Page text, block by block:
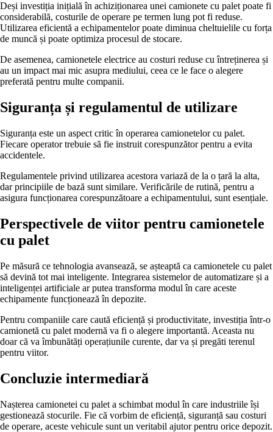
Deși investiția inițială în achiziționarea unei camionete cu palet poate fi
considerabilă, costurile de operare pe termen lung pot fi reduse.
Utilizarea eficientă a echipamentelor poate diminua cheltuielile cu forța
de muncă și poate optimiza procesul de stocare.
De asemenea, camionetele electrice au costuri reduse cu întreținerea și
au un impact mai mic asupra mediului, ceea ce le face o alegere
preferată pentru multe companii.
Siguranța și regulamentul de utilizare
Siguranța este un aspect critic în operarea camionetelor cu palet.
Fiecare operator trebuie să fie instruit corespunzător pentru a evita
accidentele.
Regulamentele privind utilizarea acestora variază de la o țară la alta,
dar principiile de bază sunt similare. Verificările de rutină, pentru a
asigura funcționarea corespunzătoare a echipamentului, sunt esențiale.
Perspectivele de viitor pentru camionetele
cu palet
Pe măsură ce tehnologia avansează, se așteaptă ca camionetele cu palet
să devină tot mai inteligente. Integrarea sistemelor de automatizare și a
inteligenței artificiale ar putea transforma modul în care aceste
echipamente funcționează în depozite.
Pentru companiile care caută eficiență și productivitate, investiția într-o
camionetă cu palet modernă va fi o alegere importantă. Aceasta nu
doar că va îmbunătăți operațiunile curente, dar va și pregăti terenul
pentru viitor.
Concluzie intermediară
Nașterea camionetei cu palet a schimbat modul în care industriile își
gestionează stocurile. Fie că vorbim de eficiență, siguranță sau costuri
de operare, aceste vehicule sunt un veritabil ajutor pentru orice depozit.